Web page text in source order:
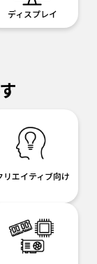
ディスプレイ
リエイティブ向け